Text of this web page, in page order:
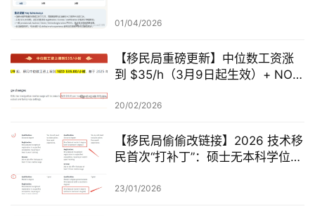
01/04/2026
【移民局重磅更新】中位数工资涨
到 $35/h（3月9日起生效）+ NOL
业
20/02/2026
【移民局偷偷改链接】2026 技术移
民首次“打补丁”：硕士无本科学位的
23/01/2026